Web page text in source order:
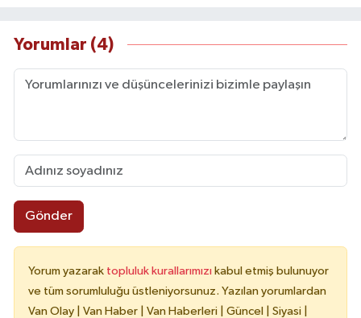
Yorumlar (4)
Gönder
Yorum yazarak topluluk kurallarımızı kabul etmiş bulunuyor
ve tüm sorumluluğu üstleniyorsunuz. Yazılan yorumlardan
Van Olay | Van Haber | Van Haberleri | Güncel | Siyasi |